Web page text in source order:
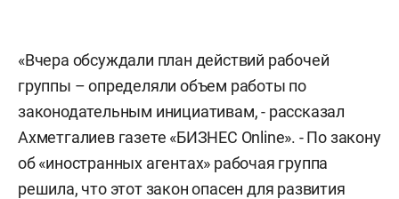
«Вчера обсуждали план действий рабочей
группы – определяли объем работы по
законодательным инициативам, - рассказал
Ахметгалиев газете «БИЗНЕС Online». - По закону
об «иностранных агентах» рабочая группа
решила, что этот закон опасен для развития